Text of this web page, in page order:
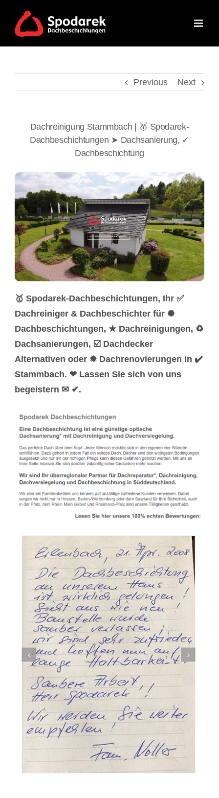
content
Previous Next
Dachreinigung Stammbach | 🥇 Spodarek-
Dachbeschichtungen ➤ Dachsanierung, ✓
Dachbeschichtung
🥇 Spodarek-Dachbeschichtungen, Ihr ✅
Dachreiniger & Dachbeschichter für ✺
Dachbeschichtungen, ★ Dachreinigungen, ♻
Dachsanierungen, ☑️ Dachdecker
Alternativen oder ✹ Dachrenovierungen in ✔️
Stammbach. ❤ Lassen Sie sich von uns
begeistern ✉ ✔.